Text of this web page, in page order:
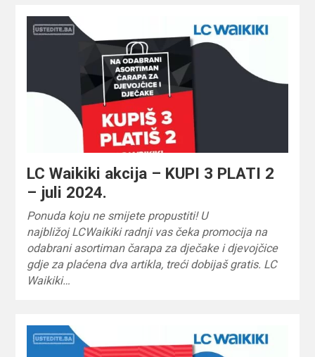
LC Waikiki akcija – KUPI 3 PLATI 2
– juli 2024.
Ponuda koju ne smijete propustiti! U
najbližoj LCWaikiki radnji vas čeka promocija na
odabrani asortiman čarapa za dječake i djevojčice
gdje za plaćena dva artikla, treći dobijaš gratis. LC
Waikiki…